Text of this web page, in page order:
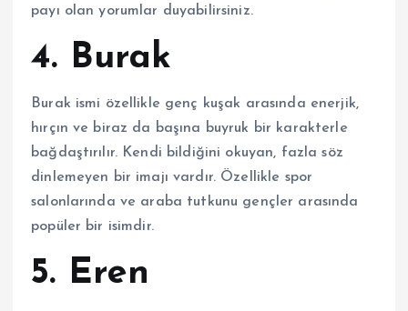
payı olan yorumlar duyabilirsiniz.
4. Burak
Burak ismi özellikle genç kuşak arasında enerjik,
hırçın ve biraz da başına buyruk bir karakterle
bağdaştırılır. Kendi bildiğini okuyan, fazla söz
dinlemeyen bir imajı vardır. Özellikle spor
salonlarında ve araba tutkunu gençler arasında
popüler bir isimdir.
5. Eren